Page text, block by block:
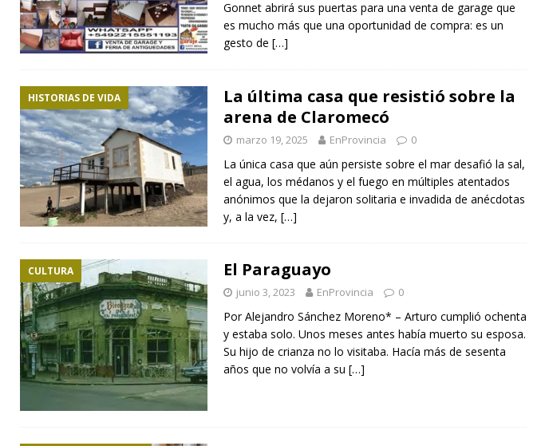
Gonnet abrirá sus puertas para una venta de garage que
es mucho más que una oportunidad de compra: es un
gesto de […]
HISTORIAS DE VIDA
La última casa que resistió sobre la
arena de Claromecó
marzo 19, 2025 EnProvincia 0
La única casa que aún persiste sobre el mar desafió la sal,
el agua, los médanos y el fuego en múltiples atentados
anónimos que la dejaron solitaria e invadida de anécdotas
y, a la vez, […]
CULTURA El Paraguayo
junio 3, 2023 EnProvincia 0
Por Alejandro Sánchez Moreno* – Arturo cumplió ochenta
y estaba solo. Unos meses antes había muerto su esposa.
Su hijo de crianza no lo visitaba. Hacía más de sesenta
años que no volvía a su […]